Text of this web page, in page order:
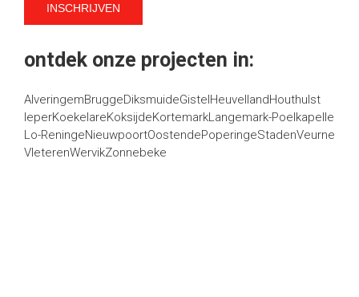
ontdek onze projecten in:
AlveringemBruggeDiksmuideGistelHeuvellandHouthulst
IeperKoekelareKoksijdeKortemarkLangemark-Poelkapelle
Lo-ReningeNieuwpoortOostendePoperingeStadenVeurne
VleterenWervikZonnebeke